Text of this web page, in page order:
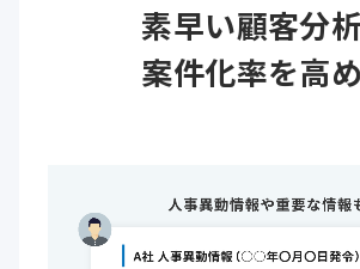
素早い顧客分
案件化率を高